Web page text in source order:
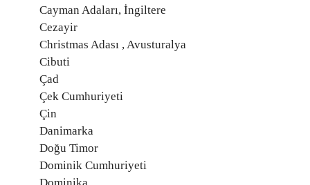
Cayman Adaları, İngiltere
Cezayir
Christmas Adası , Avusturalya
Cibuti
Çad
Çek Cumhuriyeti
Çin
Danimarka
Doğu Timor
Dominik Cumhuriyeti
Dominika